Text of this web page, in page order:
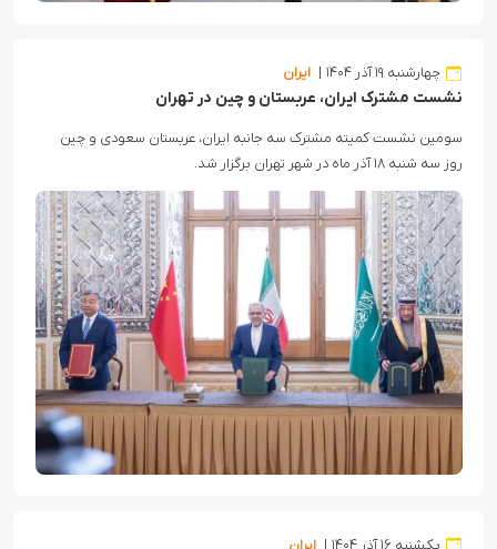
چهارشنبه ۱۹ آذر ۱۴۰۴ ایران
نشست مشترک ایران، عربستان و چین در تهران
سومین نشست کمیته مشترک سه جانبه ایران، عربستان سعودی و چین
روز سه شنبه ۱۸ آذر ماه در شهر تهران برگزار شد.
یکشنبه ۱۶ آذر ۱۴۰۴ ایران